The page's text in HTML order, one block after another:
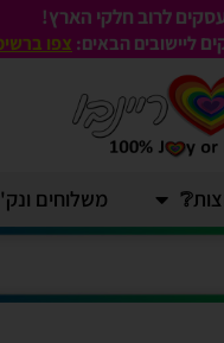
ליישובים הבאים: צפו
משלוחים